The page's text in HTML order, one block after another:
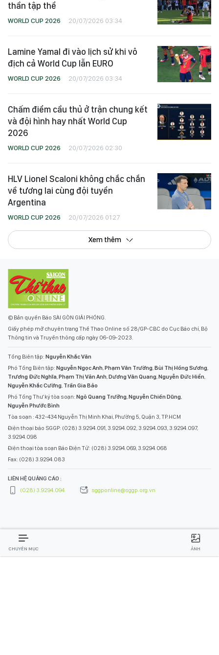
thần tập thể
WORLD CUP 2026 20/07/2026 03:34
Lamine Yamal đi vào lịch sử khi vô
địch cả World Cup lẫn EURO
WORLD CUP 2026 20/07/2026 03:34
Chấm điểm cầu thủ ở trận chung kết
và đội hình hay nhất World Cup
2026
WORLD CUP 2026 20/07/2026 02:30
HLV Lionel Scaloni không chắc chắn
về tương lai cùng đội tuyển
Argentina
WORLD CUP 2026 20/07/2026 01:27
Xem thêm
© Bản quyền Báo SÀI GÒN GIẢI PHÓNG.
Giấy phép mở chuyên trang Thể Thao Online số 28/GP-CBC do Cục Báo chí, Bộ
Thông tin và Truyền thông cấp ngày 06-09-2023.
Tổng Biên tập: Nguyễn Khắc Văn
Phó Tổng Biên tập: Nguyễn Ngọc Anh,Phạm Văn Trường,Bùi Thị Hồng Sương,
Trương Đức Nghĩa,Phạm Thị Vân Anh,Dương Văn Quang,Nguyễn Đức Hiển,
Nguyễn Khắc Cường, Trần Gia Bảo
Phó Tổng Thư ký tòa soạn: Ngô Quang Trưởng,Nguyễn Chiến Dũng,
Nguyễn Phước Bình
Tòa soạn : 432-434 Nguyễn Thị Minh Khai, Phường 5, Quận 3, TP.HCM
Điện thoại báo SGGP: (028) 3.9294.091, 3.9294.092, 3.9294.093, 3.9294.097,
3.9294.098
Điện thoại tòa soạn Báo Điện Tử: (028) 3.9294.069, 3.9294.068
Fax: (028) 3.9294.083
LIÊN HỆ QUẢNG CÁO :
(028) 3.9294.094
sggponline@sggp.org.vn
CHUYÊN MỤC ẢNH